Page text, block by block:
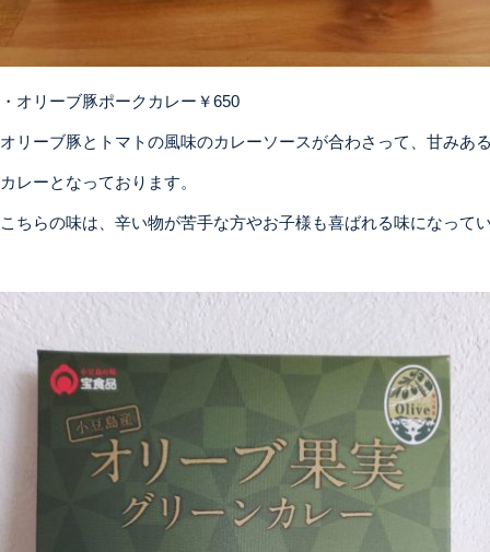
・オリーブ豚ポークカレー￥650
オリーブ豚とトマトの風味のカレーソースが合わさって、甘みあ
カレーとなっております。
こちらの味は、辛い物が苦手な方やお子様も喜ばれる味になって